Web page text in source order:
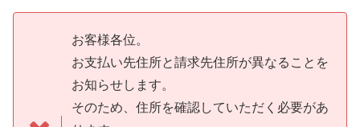
お客様各位。
お支払い先住所と請求先住所が異なることを
お知らせします。
そのため、住所を確認していただく必要があ